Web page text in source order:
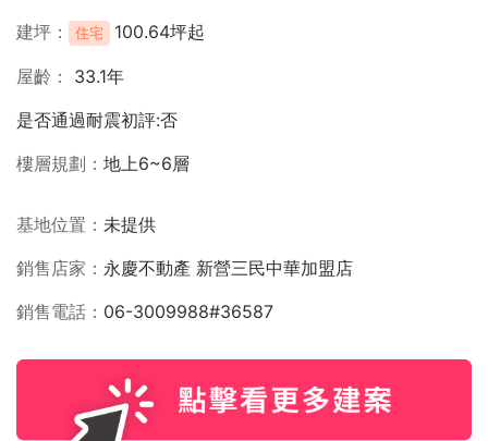
建坪
住宅 100.64坪起
屋齡
33.1年
是否通過耐震初評:否
樓層規劃
地上6~6層
基地位置
未提供
銷售店家
永慶不動產 新營三民中華加盟店
銷售電話
06-3009988#36587